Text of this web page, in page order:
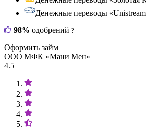
Денежные переводы
98% одобрений ?
Оформить займ
ООО МФК «Мани Мен»
4.5